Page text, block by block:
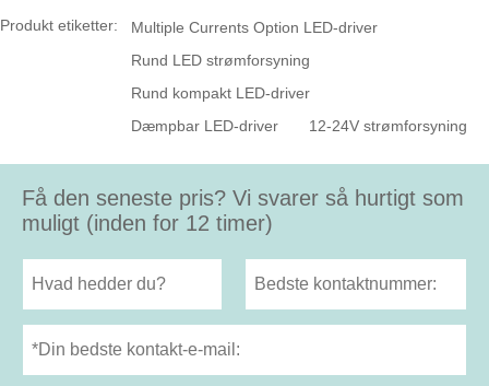
Produkt etiketter:
Multiple Currents Option LED-driver
Rund LED strømforsyning
Rund kompakt LED-driver
Dæmpbar LED-driver
12-24V strømforsyning
Få den seneste pris? Vi svarer så hurtigt som
muligt (inden for 12 timer)